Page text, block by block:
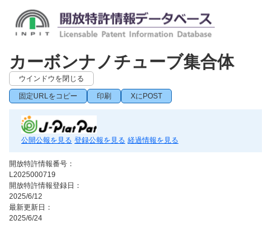
カーボンナノチューブ集合体
ウインドウを閉じる
固定URLをコピー 印刷 XにPOST
公開公報を見る 登録公報を見る 経過情報を見る
開放特許情報番号：
L2025000719
開放特許情報登録日：
2025/6/12
最新更新日：
2025/6/24